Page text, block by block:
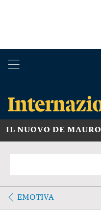
IL NUOVO DE MAURO
EMOTIVA